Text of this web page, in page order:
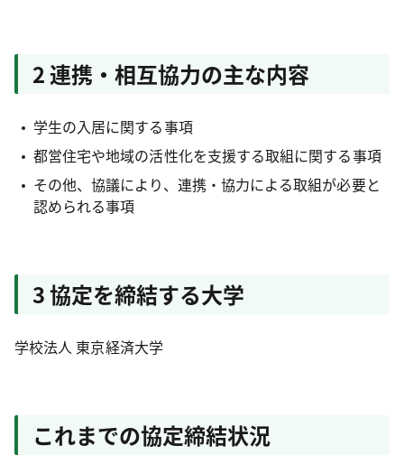
2 連携・相互協力の主な内容
学生の入居に関する事項
都営住宅や地域の活性化を支援する取組に関する事項
その他、協議により、連携・協力による取組が必要と
認められる事項
3 協定を締結する大学
学校法人 東京経済大学
これまでの協定締結状況